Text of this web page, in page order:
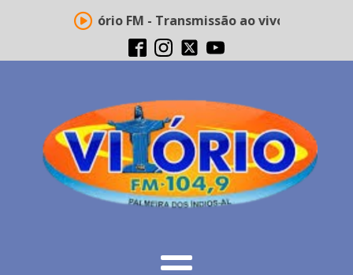
Rádio Vitório FM - Transmissão ao vivo